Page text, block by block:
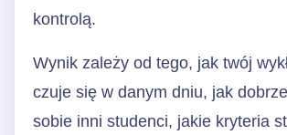
kontrolą.
Wynik zależy od tego, jak twój
czuje się w danym dniu, jak
sobie inni studenci, jakie kryteria